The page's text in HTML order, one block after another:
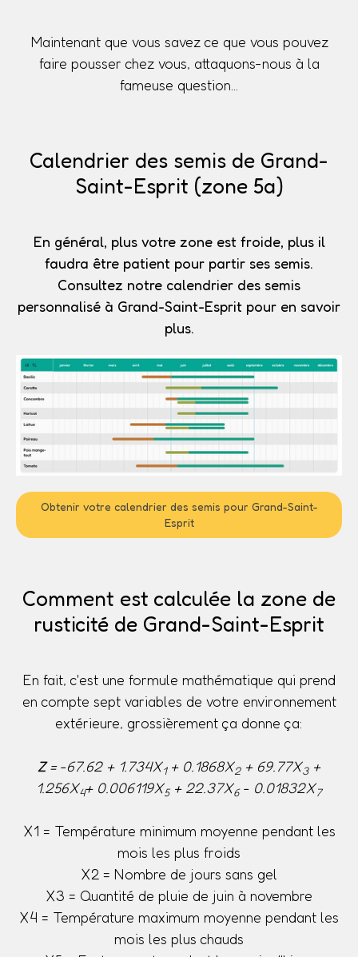
Maintenant que vous savez ce que vous pouvez
faire pousser chez vous, attaquons-nous à la
fameuse question...
Calendrier des semis de Grand-
Saint-Esprit (zone 5a)
En général, plus votre zone est froide, plus il
faudra être patient pour partir ses semis.
Consultez notre calendrier des semis
personnalisé à Grand-Saint-Esprit pour en savoir
plus.
Obtenir votre calendrier des semis pour Grand-Saint-
Esprit
Comment est calculée la zone de
rusticité de Grand-Saint-Esprit
En fait, c'est une formule mathématique qui prend
en compte sept variables de votre environnement
extérieure, grossièrement ça donne ça:
Z= -67.62 + 1.734X1+ 0.1868X2+ 69.77X3+
1.256X4+ 0.006119X5+ 22.37X6- 0.01832X7
X1 = Température minimum moyenne pendant les
mois les plus froids
X2 = Nombre de jours sans gel
X3 = Quantité de pluie de juin à novembre
X4 = Température maximum moyenne pendant les
mois les plus chauds